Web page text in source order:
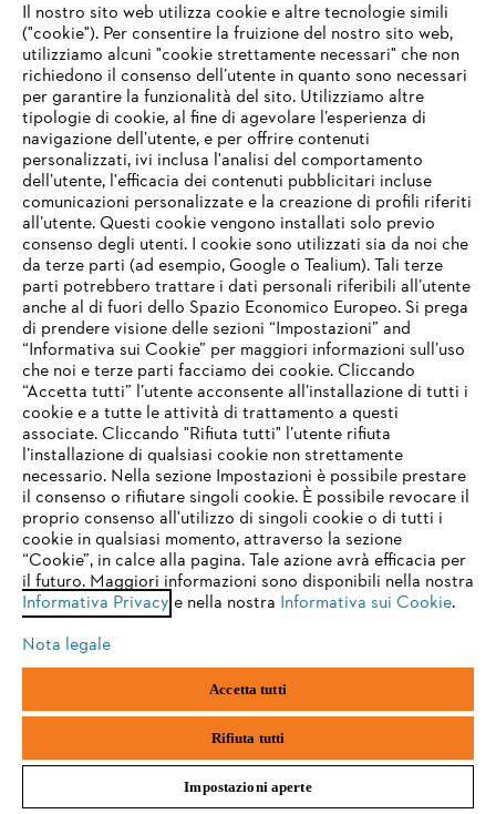
Iscrizione alla newsletter
#STIHL
L’azienda
STIHL FAQ
Service
Termini e condizioni generali
Informazioni legali
Andreas STIHL S.p.A. - Viale delle Industrie, 15
IHR BROWSER WIRD NICHT
UNTERSTÜTZT
Sie nutzen einen Browser, den wir noch nicht unterstützen. Für
eine optimale Nutzung unserer Seite empfehlen wir Ihnen, zu
einem der folgenden Browser zu wechseln:
firefox chrome
safari edge
Il nostro sito web utilizza cookie e altre tecnologie simili
("cookie"). Per consentire la fruizione del nostro sito web,
utilizziamo alcuni "cookie strettamente necessari" che non
richiedono il consenso dell’utente in quanto sono necessari
per garantire la funzionalità del sito. Utilizziamo altre
tipologie di cookie, al fine di agevolare l’esperienza di
navigazione dell’utente, e per offrire contenuti
personalizzati, ivi inclusa l'analisi del comportamento
dell’utente, l'efficacia dei contenuti pubblicitari incluse
comunicazioni personalizzate e la creazione di profili riferiti
all’utente. Questi cookie vengono installati solo previo
consenso degli utenti. I cookie sono utilizzati sia da noi che
da terze parti (ad esempio, Google o Tealium). Tali terze
parti potrebbero trattare i dati personali riferibili all’utente
anche al di fuori dello Spazio Economico Europeo. Si prega
di prendere visione delle sezioni “Impostazioni” and
“Informativa sui Cookie” per maggiori informazioni sull’uso
che noi e terze parti facciamo dei cookie. Cliccando
“Accetta tutti” l’utente acconsente all’installazione di tutti i
cookie e a tutte le attività di trattamento a questi
associate. Cliccando "Rifiuta tutti" l’utente rifiuta
l’installazione di qualsiasi cookie non strettamente
necessario. Nella sezione Impostazioni è possibile prestare
il consenso o rifiutare singoli cookie. È possibile revocare il
proprio consenso all'utilizzo di singoli cookie o di tutti i
cookie in qualsiasi momento, attraverso la sezione
“Cookie”, in calce alla pagina. Tale azione avrà efficacia per
il futuro. Maggiori informazioni sono disponibili nella nostra
Informativa Privacy e nella nostra Informativa sui Cookie.
Nota legale
Accetta tutti
Rifiuta tutti
Impostazioni aperte